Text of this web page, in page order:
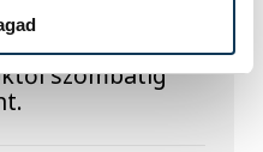
a 23. HunGarian
amelynek
szombatig